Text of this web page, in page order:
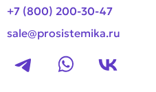
+7 (800) 200-30-47
sale@prosistemika.ru